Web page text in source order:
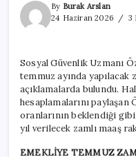
By Burak Arslan
24 Haziran 2026
3
Sosyal Güvenlik Uzmanı
temmuz ayında
açıklamalarda bulundu.
hesaplamalarını
oranlarının beklendiği
yıl verilecek zamlı maaş
EMEKLİYE TEMMUZ